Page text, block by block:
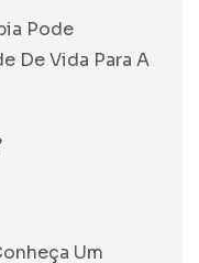
Pode
De Vida Para A
Um